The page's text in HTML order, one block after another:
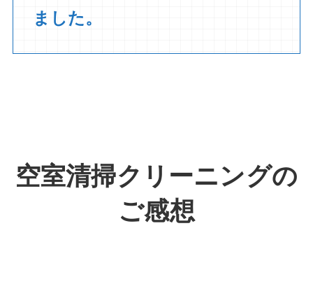
ました。
空室清掃クリーニングの
ご感想